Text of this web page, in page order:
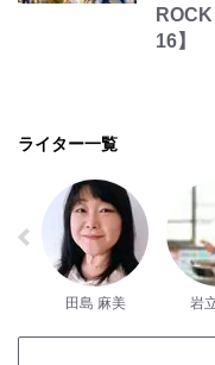
16】
ライター一覧
田島 麻美 岩